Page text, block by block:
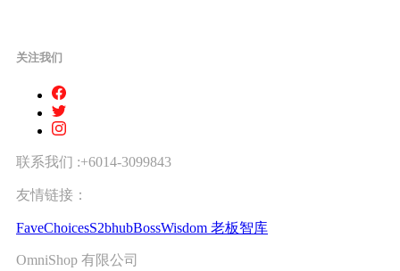
关注我们
联系我们 :+6014-3099843
友情链接：
FaveChoicesS2bhubBossWisdom 老板智库
OmniShop 有限公司